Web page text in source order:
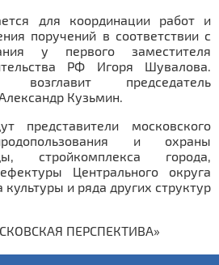
для координации работ и
поручений в соответствии с
у первого заместителя
РФ Игоря Шувалова.
председатель
Кузьмин.
представители московского
и охраны
стройкомплекса города,
Центрального округа
и ряда других структур
ПЕРСПЕКТИВА»